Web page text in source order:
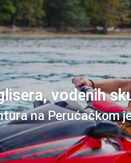
vodenih
na Perućačkom